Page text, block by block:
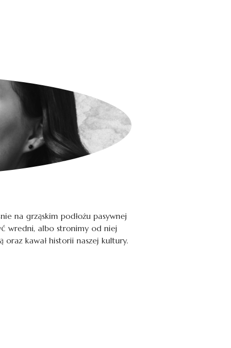
na grząskim podłożu pasywnej
wredni, albo stronimy od niej
kawał historii naszej kultury.